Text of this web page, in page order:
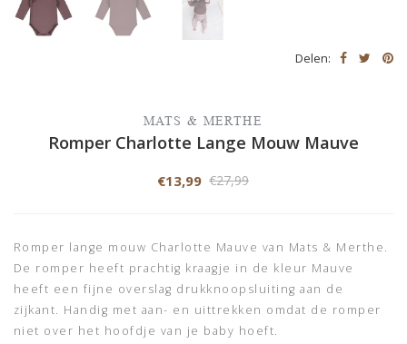
Delen:
MATS & MERTHE
Romper Charlotte Lange Mouw Mauve
€13,99 €27,99
Romper lange mouw Charlotte Mauve van Mats & Merthe.
De romper heeft prachtig kraagje in de kleur Mauve
heeft een fijne overslag drukknoopsluiting aan de
zijkant. Handig met aan- en uittrekken omdat de romper
niet over het hoofdje van je baby hoeft.